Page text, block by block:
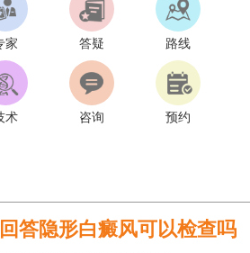
家 答疑 路线
术 咨询 预约
答隐形白癜风可以检查吗